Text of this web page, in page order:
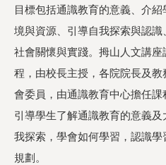
目標包括通識教育的意義、介
境與資源、引導自我探索與認
社會關懷與實踐。拇山人文講
程，由校長主授，各院院長及
會委員，由通識教育中心擔任
引導學生了解通識教育的意義
我探索，學會如何學習，認識
規劃。